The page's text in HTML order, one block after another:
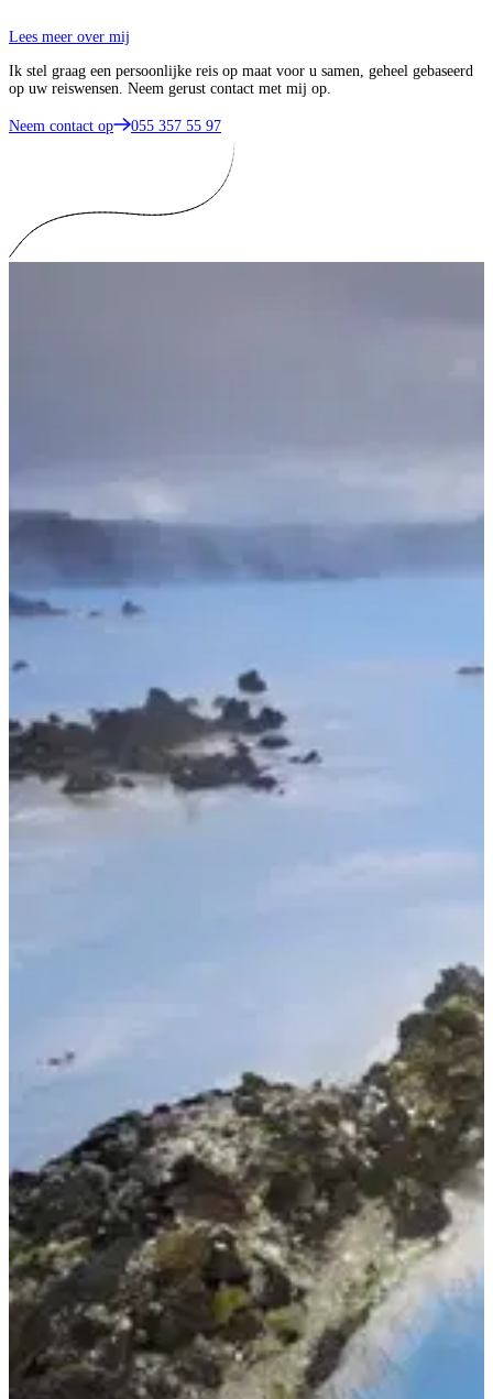
Lees meer over mij
Ik stel graag een persoonlijke reis op maat voor u samen, geheel gebaseerd
op uw reiswensen. Neem gerust contact met mij op.
Neem contact op 055 357 55 97